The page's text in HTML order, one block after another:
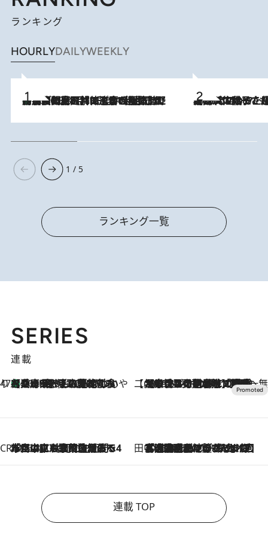
ランキング
HOURLYDAILYWEEKLY
2026.8.8
「最後に見られてよかった」上野動物園の東園パンダ舎が解体前に特別公開。8月16日まで延長されたパネル展と共に辿る“半世紀”のパンダ飼育《解体工事の図面あり》 2026.8.5
【阿川佐和子さんの年とる力】なぜ70代で始めた趣味は“こんなに楽しい”のか？ ピアノ、俳句…スランプに陥っても続けられる“ある秘訣”とは
1 / 5
ランキング一覧
SERIES
連載
47都道府県の手みやげ ひんやりスイーツで夏を満喫
2026.8.8
【兵庫県】この夏絶対食べたい 冷やしておいしいおやつ3選 淡路島の恵みをジェラートに集約 【CREA×星野リゾート】唯一無二。癒しと発見が待つ場所へ
2026.8.7
【トンボの足水浴】ヒノキの香りに包まれて涼感マックス！約13℃の湧水かけ流しを避暑地「星野温泉 トンボの湯」で体験
CREA'S CHOICE
2026.8.7
「立川にも歌舞伎があるんだよ」 片岡仁左衛門・市川中車ら豪華座組みで4年目の立川立飛歌舞伎へ 田中稲の勝手に再ブーム
2026.8.7
「湘南乃風に憧れて」観客大盛上がりの“タオル回し”に、ラッパー顔負けの高速歌唱まで…さだまさし（74）のアグレッシブすぎる現在地
連載 TOP